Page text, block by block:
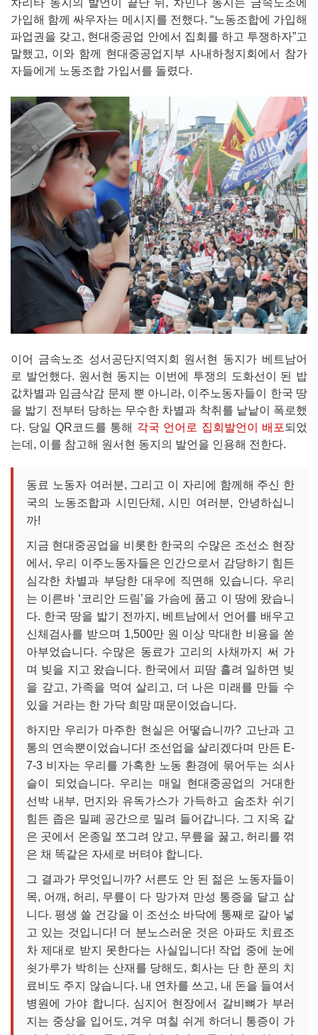
차리타 동지의 발언이 끝난 뒤, 차민다 동지는 금속노조에
가입해 함께 싸우자는 메시지를 전했다. “노동조합에 가입해
파업권을 갖고, 현대중공업 안에서 집회를 하고 투쟁하자”고
말했고, 이와 함께 현대중공업지부 사내하청지회에서 참가
자들에게 노동조합 가입서를 돌렸다.
이어 금속노조 성서공단지역지회 원서현 동지가 베트남어
로 발언했다. 원서현 동지는 이번에 투쟁의 도화선이 된 밥
값차별과 임금삭감 문제 뿐 아니라, 이주노동자들이 한국 땅
을 밟기 전부터 당하는 무수한 차별과 착취를 낱낱이 폭로했
다. 당일 QR코드를 통해 각국 언어로 집회발언이 배포되었
는데, 이를 참고해 원서현 동지의 발언을 인용해 전한다.
동료 노동자 여러분, 그리고 이 자리에 함께해 주신 한
국의 노동조합과 시민단체, 시민 여러분, 안녕하십니
까!
지금 현대중공업을 비롯한 한국의 수많은 조선소 현장
에서, 우리 이주노동자들은 인간으로서 감당하기 힘든
심각한 차별과 부당한 대우에 직면해 있습니다. 우리
는 이른바 ‘코리안 드림’을 가슴에 품고 이 땅에 왔습니
다. 한국 땅을 밟기 전까지, 베트남에서 언어를 배우고
신체검사를 받으며 1,500만 원 이상 막대한 비용을 쏟
아부었습니다. 수많은 동료가 고리의 사채까지 써 가
며 빚을 지고 왔습니다. 한국에서 피땀 흘려 일하면 빚
을 갚고, 가족을 먹여 살리고, 더 나은 미래를 만들 수
있을 거라는 한 가닥 희망 때문이었습니다.
하지만 우리가 마주한 현실은 어떻습니까? 고난과 고
통의 연속뿐이었습니다! 조선업을 살리겠다며 만든 E-
7-3 비자는 우리를 가혹한 노동 환경에 묶어두는 쇠사
슬이 되었습니다. 우리는 매일 현대중공업의 거대한
선박 내부, 먼지와 유독가스가 가득하고 숨조차 쉬기
힘든 좁은 밀폐 공간으로 밀려 들어갑니다. 그 지옥 같
은 곳에서 온종일 쪼그려 앉고, 무릎을 꿇고, 허리를 꺾
은 채 똑같은 자세로 버텨야 합니다.
그 결과가 무엇입니까? 서른도 안 된 젊은 노동자들이
목, 어깨, 허리, 무릎이 다 망가져 만성 통증을 달고 삽
니다. 평생 쓸 건강을 이 조선소 바닥에 통째로 갈아 넣
고 있는 것입니다! 더 분노스러운 것은 아파도 치료조
차 제대로 받지 못한다는 사실입니다! 작업 중에 눈에
쇳가루가 박히는 산재를 당해도, 회사는 단 한 푼의 치
료비도 주지 않습니다. 내 연차를 쓰고, 내 돈을 들여서
병원에 가야 합니다. 심지어 현장에서 갈비뼈가 부러
지는 중상을 입어도, 겨우 며칠 쉬게 하더니 통증이 가